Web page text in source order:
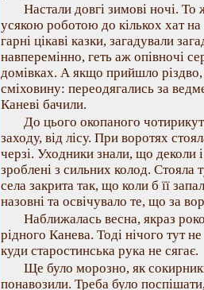
Настали довгі зимові ночі.
усякою роботою до кількох хат на
гарні цікаві казки, загадували
навперемінно, геть аж опівночі
домівках. А якщо прийшло різдво,
сміховину: переодягались за
Каневі бачили.
До цього окопаного
заходу, від лісу. При воротях
черзі. Уходники знали, що деколи
зроблені з сильних колод. Стояла
села закрита так, що коли б її
назовні та освічувало те, що за
Наближалась весна, якраз
рідного Канева. Тоді нічого тут
куди старостинська рука не сягає.
Ще було морозно, як
понавозили. Треба було